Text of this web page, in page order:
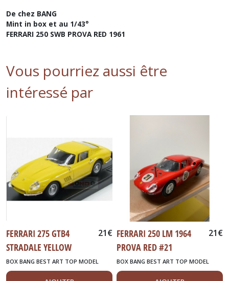
De chez BANG
Mint in box et au 1/43°
FERRARI 250 SWB PROVA RED 1961
Vous pourriez aussi être
intéressé par
FERRARI 275 GTB4
STRADALE YELLOW
21€
BOX BANG BEST ART TOP MODEL
FERRARI 250 LM 1964
PROVA RED #21
21€
BOX BANG BEST ART TOP MODEL